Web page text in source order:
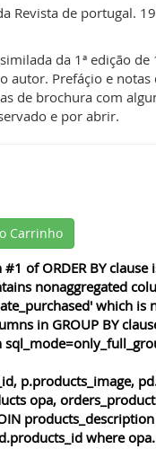
Revista de portugal.
da 1ª edição
autor. Prefáçio e notas
de brochura com
e por abrir.
Carrinho
of ORDER BY clause
nonaggregated
which is
in GROUP BY
p.products_image,
opa,
where